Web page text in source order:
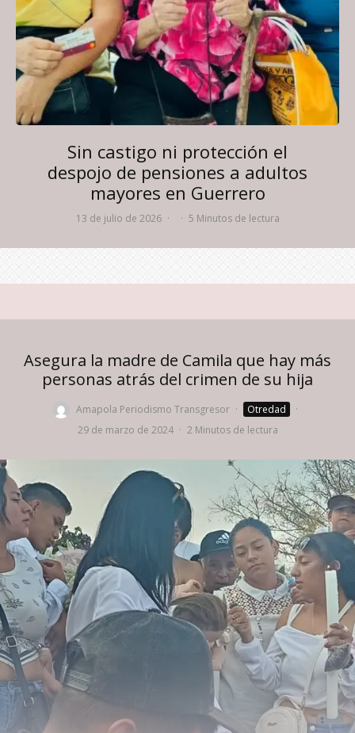
Sin castigo ni protección el
despojo de pensiones a adultos
mayores en Guerrero
13 de julio de 2026 · · 5 Minutos de lectura
Asegura la madre de Camila que hay más
personas atrás del crimen de su hija
Amapola Periodismo Transgresor · Otredad
·
29 de marzo de 2024 · 2 Minutos de lectura